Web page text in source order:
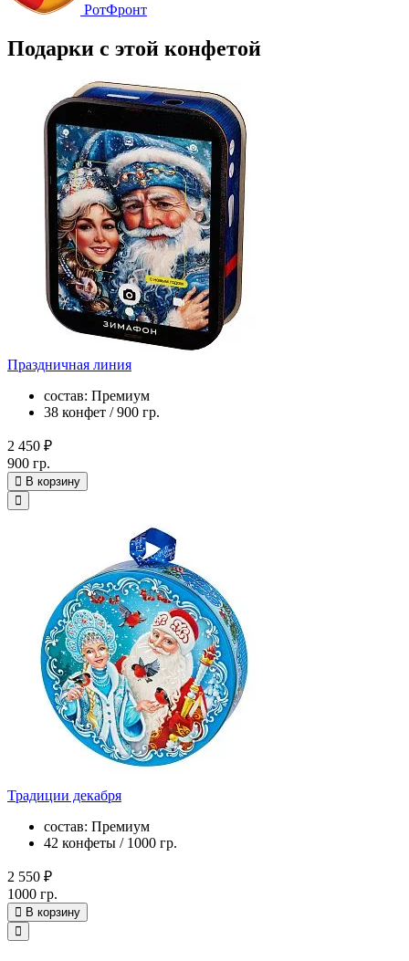
РотФронт
Подарки с этой конфетой
Праздничная линия
состав: Премиум
38 конфет / 900 гр.
2 450 ₽
900 гр.
В корзину
Традиции декабря
состав: Премиум
42 конфеты / 1000 гр.
2 550 ₽
1000 гр.
В корзину